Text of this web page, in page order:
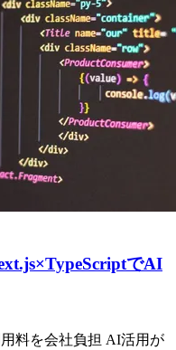
でAI
料を会社負担 AI活用が